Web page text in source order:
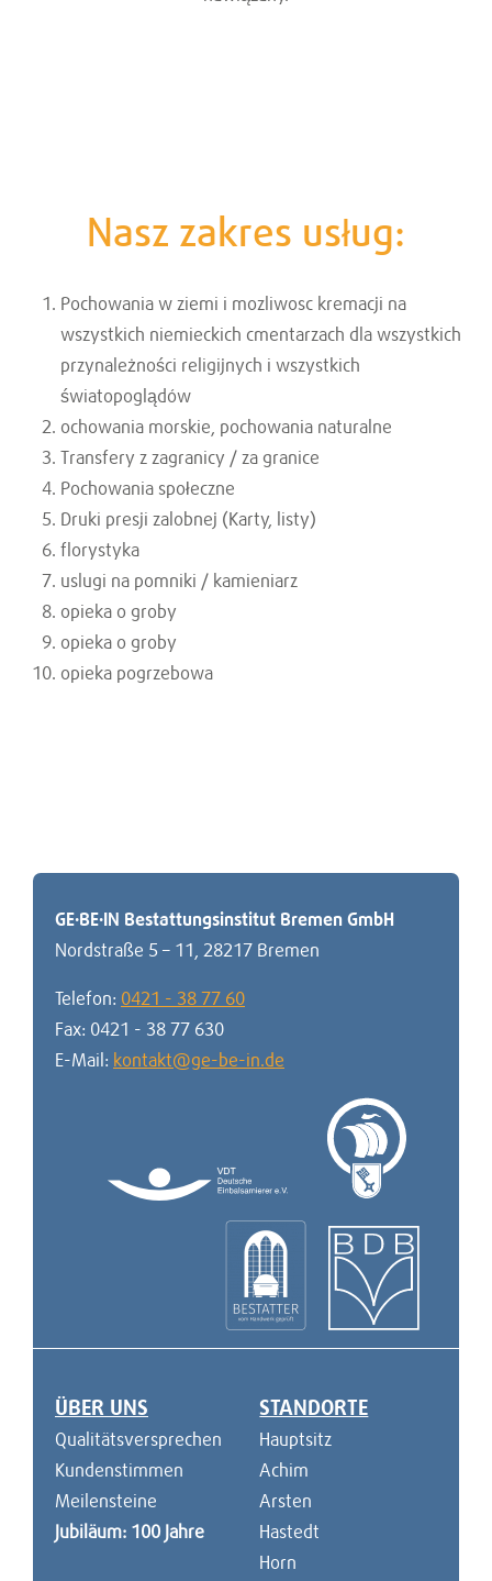
Nasz zakres usług:
Pochowania w ziemi i mozliwosc kremacji na
wszystkich niemieckich cmentarzach dla wszystkich
przynależności religijnych i wszystkich
światopoglądów
ochowania morskie, pochowania naturalne
Transfery z zagranicy / za granice
Pochowania społeczne
Druki presji zalobnej (Karty, listy)
florystyka
uslugi na pomniki / kamieniarz
opieka o groby
opieka o groby
opieka pogrzebowa
GE·BE·IN Bestattungsinstitut Bremen GmbH
Nordstraße 5 – 11, 28217 Bremen
Telefon: 0421 - 38 77 60
Fax: 0421 - 38 77 630
E-Mail: kontakt@ge-be-in.de
Navigation überspringen
ÜBER UNS
Qualitätsversprechen
Kundenstimmen
Meilensteine
Jubiläum: 100 Jahre
STANDORTE
Hauptsitz
Achim
Arsten
Hastedt
Horn